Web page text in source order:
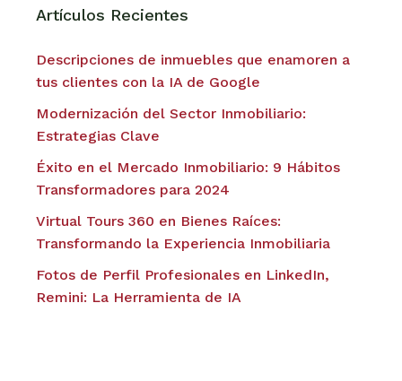
Artículos Recientes
Descripciones de inmuebles que enamoren a
tus clientes con la IA de Google
Modernización del Sector Inmobiliario:
Estrategias Clave
Éxito en el Mercado Inmobiliario: 9 Hábitos
Transformadores para 2024
Virtual Tours 360 en Bienes Raíces:
Transformando la Experiencia Inmobiliaria
Fotos de Perfil Profesionales en LinkedIn,
Remini: La Herramienta de IA